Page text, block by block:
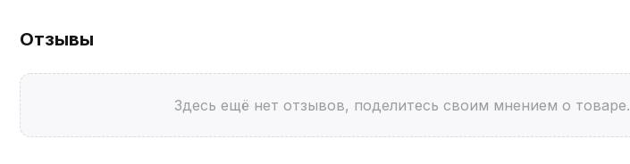
Отзывы
Здесь ещё нет отзывов, поделитесь своим мнением о товаре.